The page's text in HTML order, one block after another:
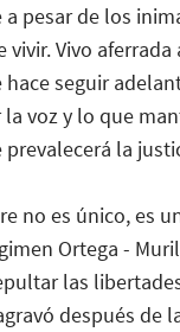
pesar de los
vivir. Vivo
seguir
voz y lo que
la
no es único, es
Ortega -
las
después de